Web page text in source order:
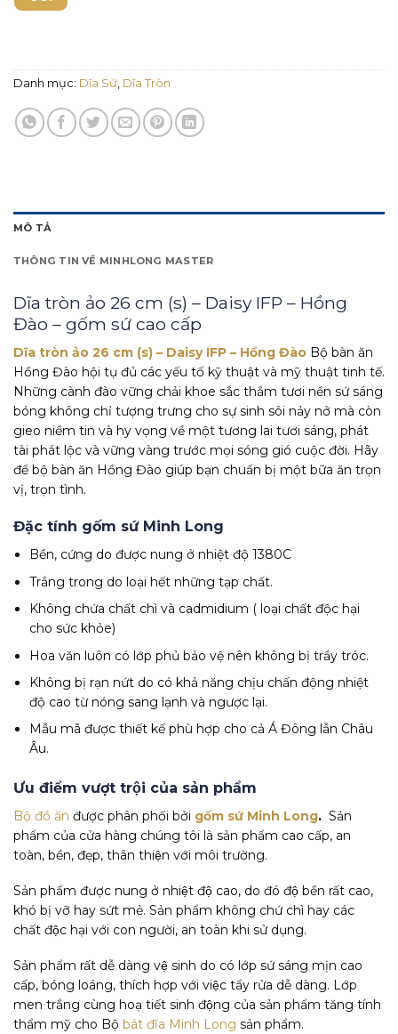
Danh mục: Dĩa Sứ Dĩa Tròn
MÔ TẢ
THÔNG TIN VỀ MINHLONG MASTER
Dĩa tròn ảo 26 cm (s) – Daisy IFP – Hồng
Đào – gốm sứ cao cấp
Dĩa tròn ảo 26 cm (s) – Daisy IFP – Hồng Đào Bộ bàn ăn
Hồng Đào hội tụ đủ các yếu tố kỹ thuật và mỹ thuật tinh tế.
Những cành đào vững chải khoe sắc thắm tươi nền sứ sáng
bóng không chỉ tượng trưng cho sự sinh sôi nảy nở mà còn
gieo niềm tin và hy vọng về một tương lai tươi sáng, phát
tài phát lộc và vững vàng trước mọi sóng gió cuộc đời. Hãy
để bộ bàn ăn Hồng Đào giúp bạn chuẩn bị một bữa ăn trọn
vị, trọn tình.
Đặc tính gốm sứ Minh Long
Bền, cứng do được nung ở nhiệt độ 1380C
Trắng trong do loại hết những tạp chất.
Không chứa chất chì và cadmidium ( loại chất độc hại
cho sức khỏe)
Hoa văn luôn có lớp phủ bảo vệ nên không bị trầy tróc.
Không bị rạn nứt do có khả năng chịu chấn động nhiệt
độ cao từ nóng sang lạnh và ngược lại.
Mẫu mã được thiết kế phù hợp cho cả Á Đông lẫn Châu
Âu.
Ưu điểm vượt trội của sản phẩm
Bộ đồ ăn được phân phối bởi gốm sứ Minh Long. Sản
phẩm của cửa hàng chúng tôi là sản phẩm cao cấp, an
toàn, bền, đẹp, thân thiện với môi trường.
Sản phẩm được nung ở nhiệt độ cao, do đó độ bền rất cao,
khó bị vỡ hay sứt mẻ. Sản phẩm không chứ chì hay các
chất độc hại với con người, an toàn khi sử dụng.
Sản phẩm rất dễ dàng vệ sinh do có lớp sứ sáng mịn cao
cấp, bóng loáng, thích hợp với việc tẩy rửa dễ dàng. Lớp
men trắng cùng hoạ tiết sinh động của sản phẩm tăng tính
thẩm mỹ cho Bộ bát đĩa Minh Long sản phẩm.